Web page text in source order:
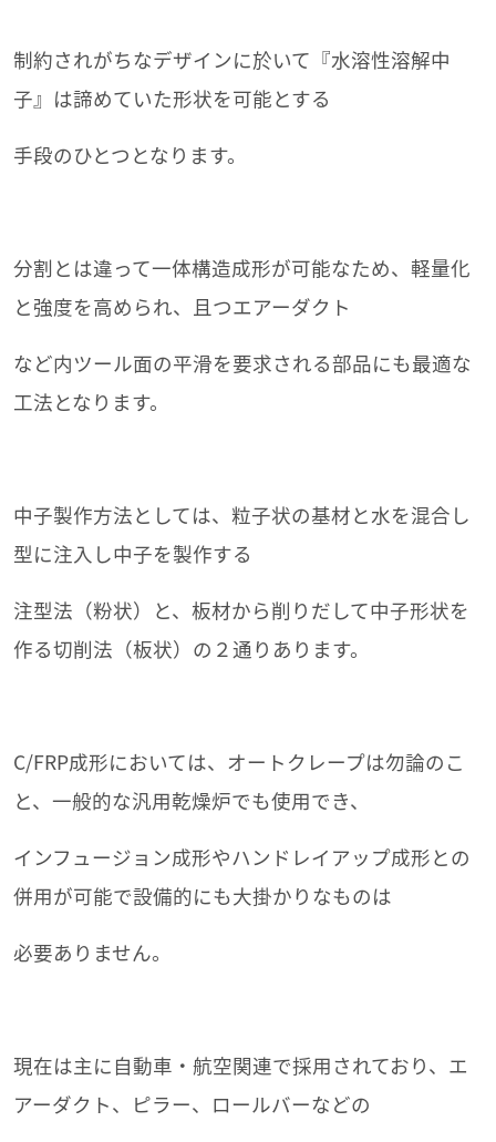
制約されがちなデザインに於いて『水溶性溶解中
子』は諦めていた形状を可能とする
手段のひとつとなります。
分割とは違って一体構造成形が可能なため、軽量化
と強度を高められ、且つエアーダクト
など内ツール面の平滑を要求される部品にも最適な
工法となります。
中子製作方法としては、粒子状の基材と水を混合し
型に注入し中子を製作する
注型法（粉状）と、板材から削りだして中子形状を
作る切削法（板状）の２通りあります。
C/FRP成形においては、オートクレープは勿論のこ
と、一般的な汎用乾燥炉でも使用でき、
インフュージョン成形やハンドレイアップ成形との
併用が可能で設備的にも大掛かりなものは
必要ありません。
現在は主に自動車・航空関連で採用されており、エ
アーダクト、ピラー、ロールバーなどの